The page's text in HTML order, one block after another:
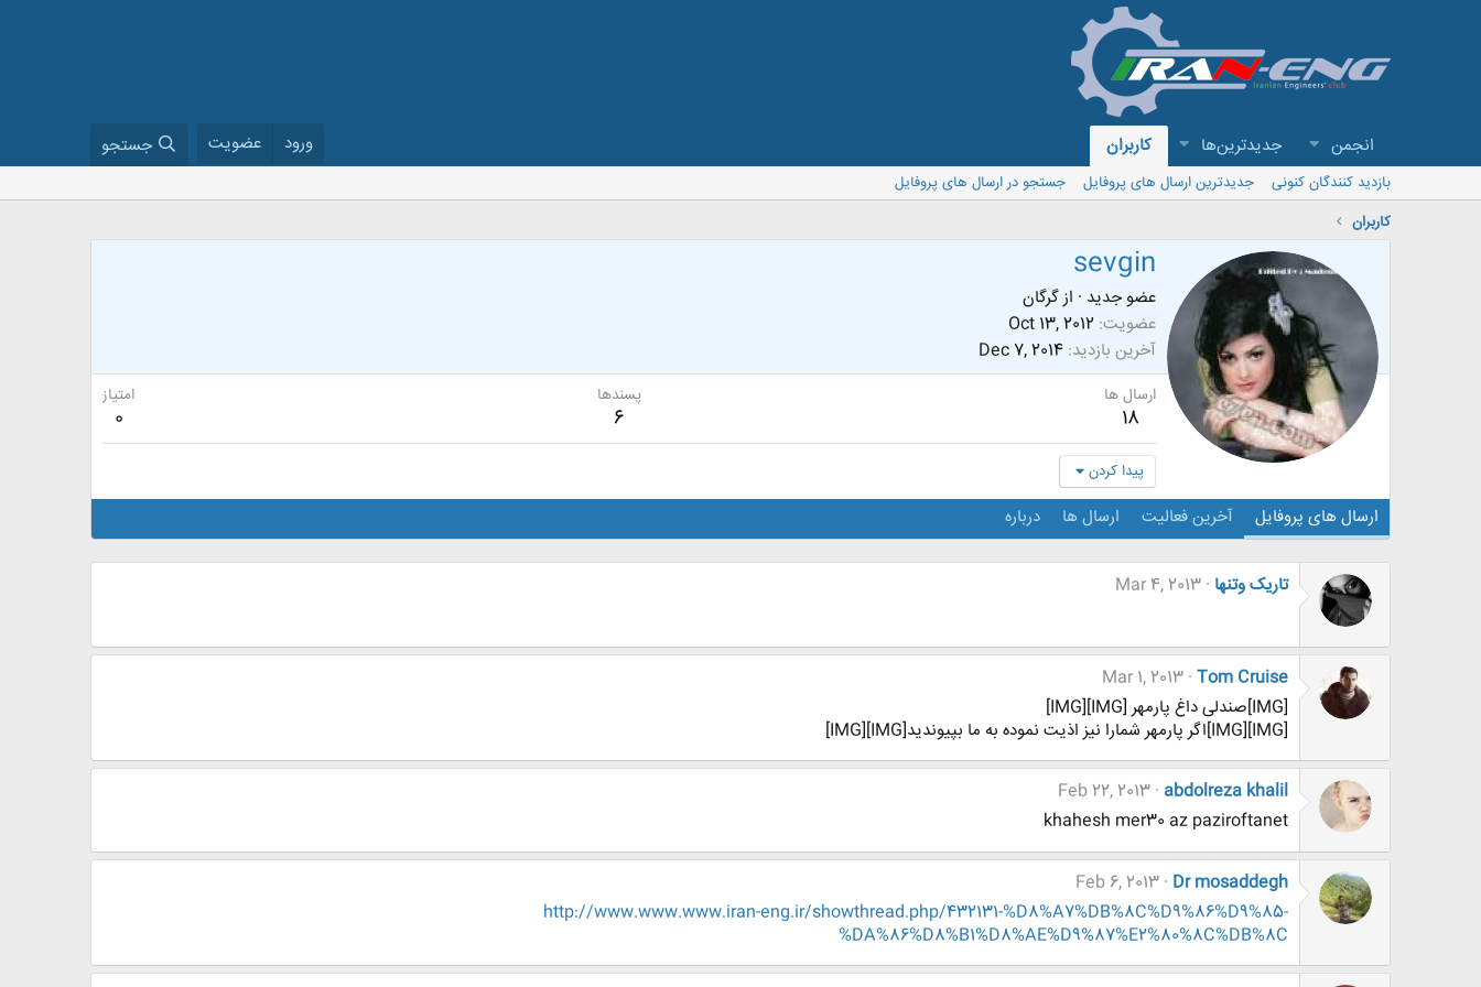
انجمن جدیدترین‌ها کاربران ورود عضویت جستجو
بازدید کنندگان کنونی جدیدترین ارسال های پروفایل
جستجو در ارسال های پروفایل
کاربران
sevgin
عضو جدید · ازگرگان
عضویت Oct 13, 2012
آخرین بازدید Dec 7, 2014
ارسال ها
18
پسندها
6
امتیاز
0
پیدا کردن
ارسال های پروفایل آخرین فعالیت ارسال ها درباره
تاریک وتنها Mar 4, 2013
Tom Cruise
Mar 1, 2013
[IMG]صندلی داغ پارمهر [IMG][IMG]
[IMG][IMG]اگر پارمهر شمارا نیز اذیت نموده به ما بپیوندید[IMG][IMG]
abdolreza khalil
Feb 22, 2013
khahesh mer30 az paziroftanet
Dr mosaddegh
Feb 6, 2013
http://www.www.www.iran-eng.ir/showthread.php/432131-%D8%A7%DB%8C%D9%86%D9%85-
%DA%86%D8%B1%D8%AE%D9%87%E2%80%8C%DB%8C